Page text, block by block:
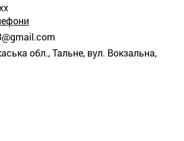
@gmail.com
обл., Тальне, вул. Вокзальна,